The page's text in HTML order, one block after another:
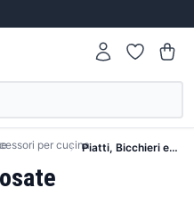
per cucina Piatti, Bicchieri e Posate